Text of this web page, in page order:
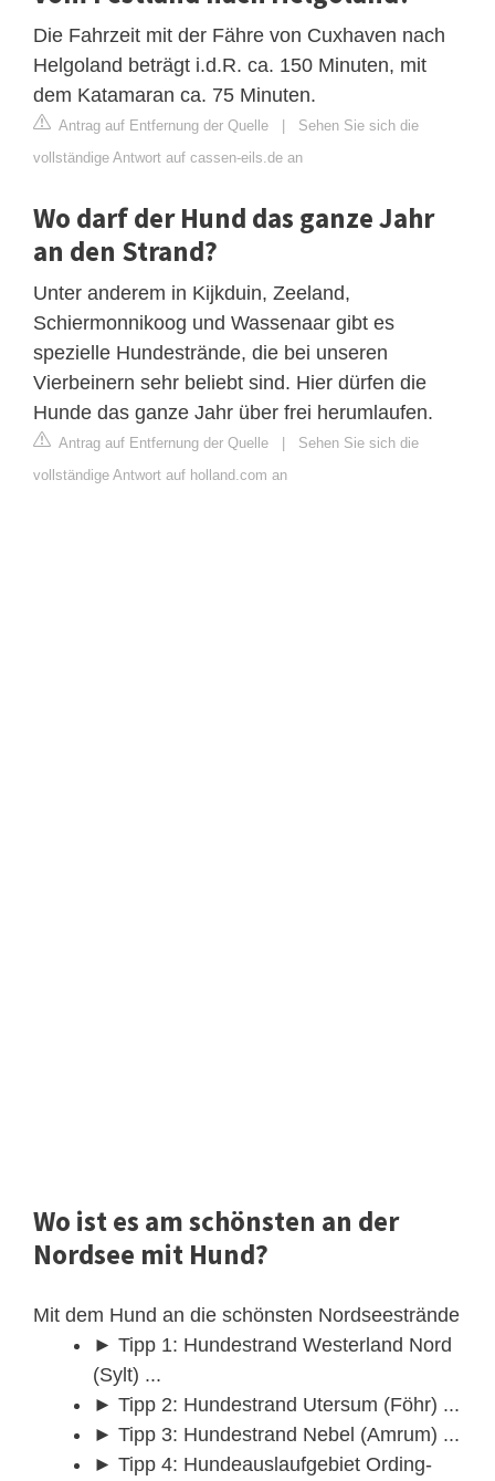
Die Fahrzeit mit der Fähre von Cuxhaven nach
Helgoland beträgt i.d.R. ca. 150 Minuten, mit
dem Katamaran ca. 75 Minuten.
Antrag auf Entfernung der Quelle | Sehen Sie sich die
vollständige Antwort auf cassen-eils.de an
Wo darf der Hund das ganze Jahr
an den Strand?
Unter anderem in Kijkduin, Zeeland,
Schiermonnikoog und Wassenaar gibt es
spezielle Hundestrände, die bei unseren
Vierbeinern sehr beliebt sind. Hier dürfen die
Hunde das ganze Jahr über frei herumlaufen.
Antrag auf Entfernung der Quelle | Sehen Sie sich die
vollständige Antwort auf holland.com an
Wo ist es am schönsten an der
Nordsee mit Hund?
Mit dem Hund an die schönsten Nordseestrände
► Tipp 1: Hundestrand Westerland Nord
(Sylt) ...
► Tipp 2: Hundestrand Utersum (Föhr) ...
► Tipp 3: Hundestrand Nebel (Amrum) ...
► Tipp 4: Hundeauslaufgebiet Ording-